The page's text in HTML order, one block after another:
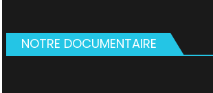
NOTRE DOCUMENTAIRE